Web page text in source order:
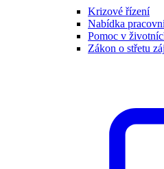
Krizové řízení
Nabídka
Pomoc v
Zákon o střetu